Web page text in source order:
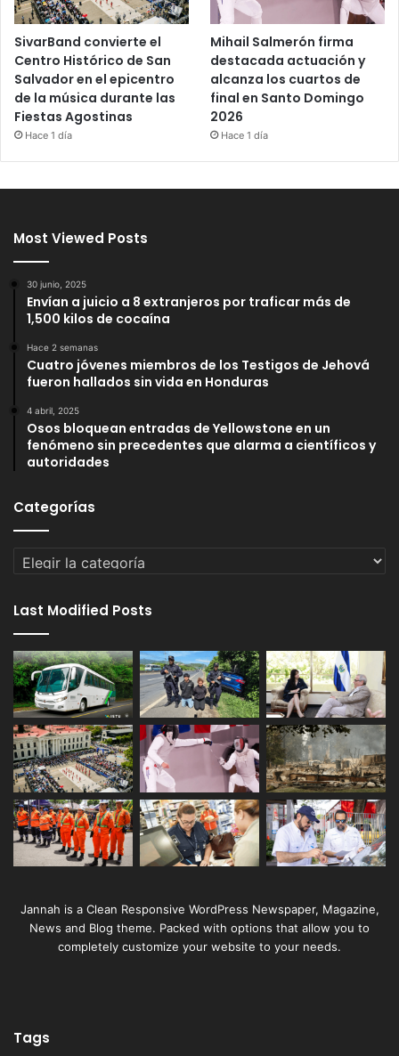
SivarBand convierte el
Centro Histórico de San
Salvador en el epicentro
de la música durante las
Fiestas Agostinas
Hace 1 día
Mihail Salmerón firma
destacada actuación y
alcanza los cuartos de
final en Santo Domingo
2026
Hace 1 día
Most Viewed Posts
30 junio, 2025
Envían a juicio a 8 extranjeros por traficar más de
1,500 kilos de cocaína
Hace 2 semanas
Cuatro jóvenes miembros de los Testigos de Jehová
fueron hallados sin vida en Honduras
4 abril, 2025
Osos bloquean entradas de Yellowstone en un
fenómeno sin precedentes que alarma a científicos y
autoridades
Categorías
Categorías
Last Modified Posts
Jannah is a Clean Responsive WordPress Newspaper, Magazine,
News and Blog theme. Packed with options that allow you to
completely customize your website to your needs.
Tags